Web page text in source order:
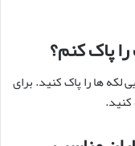
پاک کنم؟
لکه ها را پاک کنید. برای